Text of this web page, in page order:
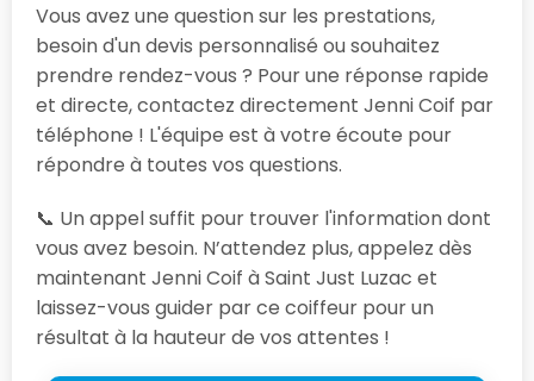
Vous avez une question sur les prestations,
besoin d'un devis personnalisé ou souhaitez
prendre rendez-vous ? Pour une réponse rapide
et directe, contactez directement Jenni Coif par
téléphone ! L'équipe est à votre écoute pour
répondre à toutes vos questions.
📞 Un appel suffit pour trouver l'information dont
vous avez besoin. N’attendez plus, appelez dès
maintenant Jenni Coif à Saint Just Luzac et
laissez-vous guider par ce coiffeur pour un
résultat à la hauteur de vos attentes !